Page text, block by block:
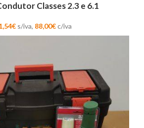
Classes 2.3 e 6.1
€ s/iva, 88,00€c/iva